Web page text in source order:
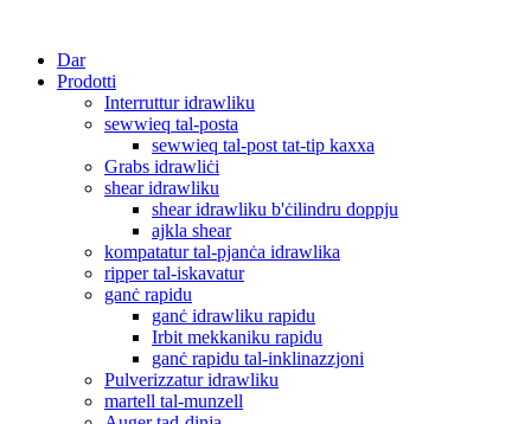
Dar
Prodotti
Interruttur idrawliku
sewwieq tal-posta
sewwieq tal-post tat-tip kaxxa
Grabs idrawliċi
shear idrawliku
shear idrawliku b'ċilindru doppju
ajkla shear
kompatatur tal-pjanċa idrawlika
ripper tal-iskavatur
ganċ rapidu
ganċ idrawliku rapidu
Irbit mekkaniku rapidu
ganċ rapidu tal-inklinazzjoni
Pulverizzatur idrawliku
martell tal-munzell